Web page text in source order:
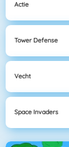
Actie
Tower Defense
Vecht
Space Invaders